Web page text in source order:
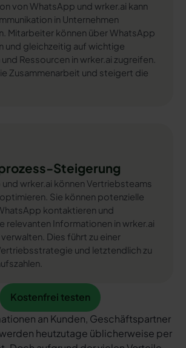
von WhatsApp und wrker.ai kann
in Unternehmen
Mitarbeiter können über WhatsApp
und gleichzeitig auf wichtige
Ressourcen in wrker.ai zugreifen.
Zusammenarbeit und steigert die
Steigerung
wrker.ai können Vertriebsteams
Sie können potenzielle
kontaktieren und
relevanten Informationen in wrker.ai
Dies führt zu einer
und letztendlich zu
Kostenfrei testen
Kostenfrei testen
an Kunden, Geschäftspartner
heutzutage üblicherweise per